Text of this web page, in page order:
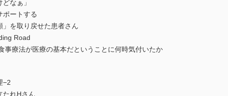
なぁ」
ポートする
」を取り戻せた患者さん
Road
事療法が医療の基本だということに何時気付いたか
−2
たれHさん